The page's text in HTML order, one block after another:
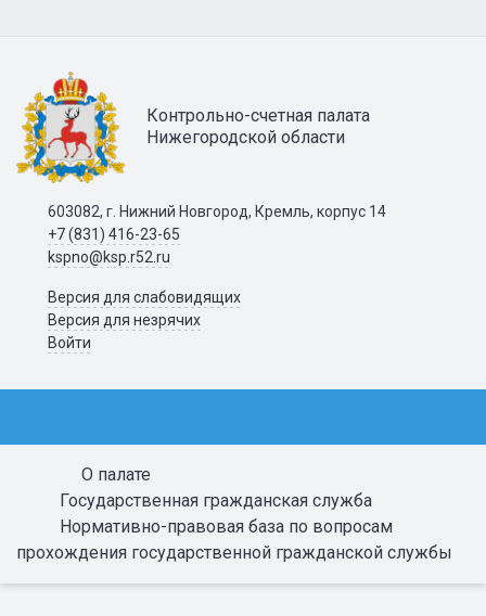
Контрольно-счетная палата
Нижегородской области
603082, г. Нижний Новгород, Кремль, корпус 14
+7 (831) 416-23-65
kspno@ksp.r52.ru
Версия для слабовидящих
Версия для незрячих
Войти
О палате
Государственная гражданская служба
Нормативно-правовая база по вопросам
прохождения государственной гражданской службы